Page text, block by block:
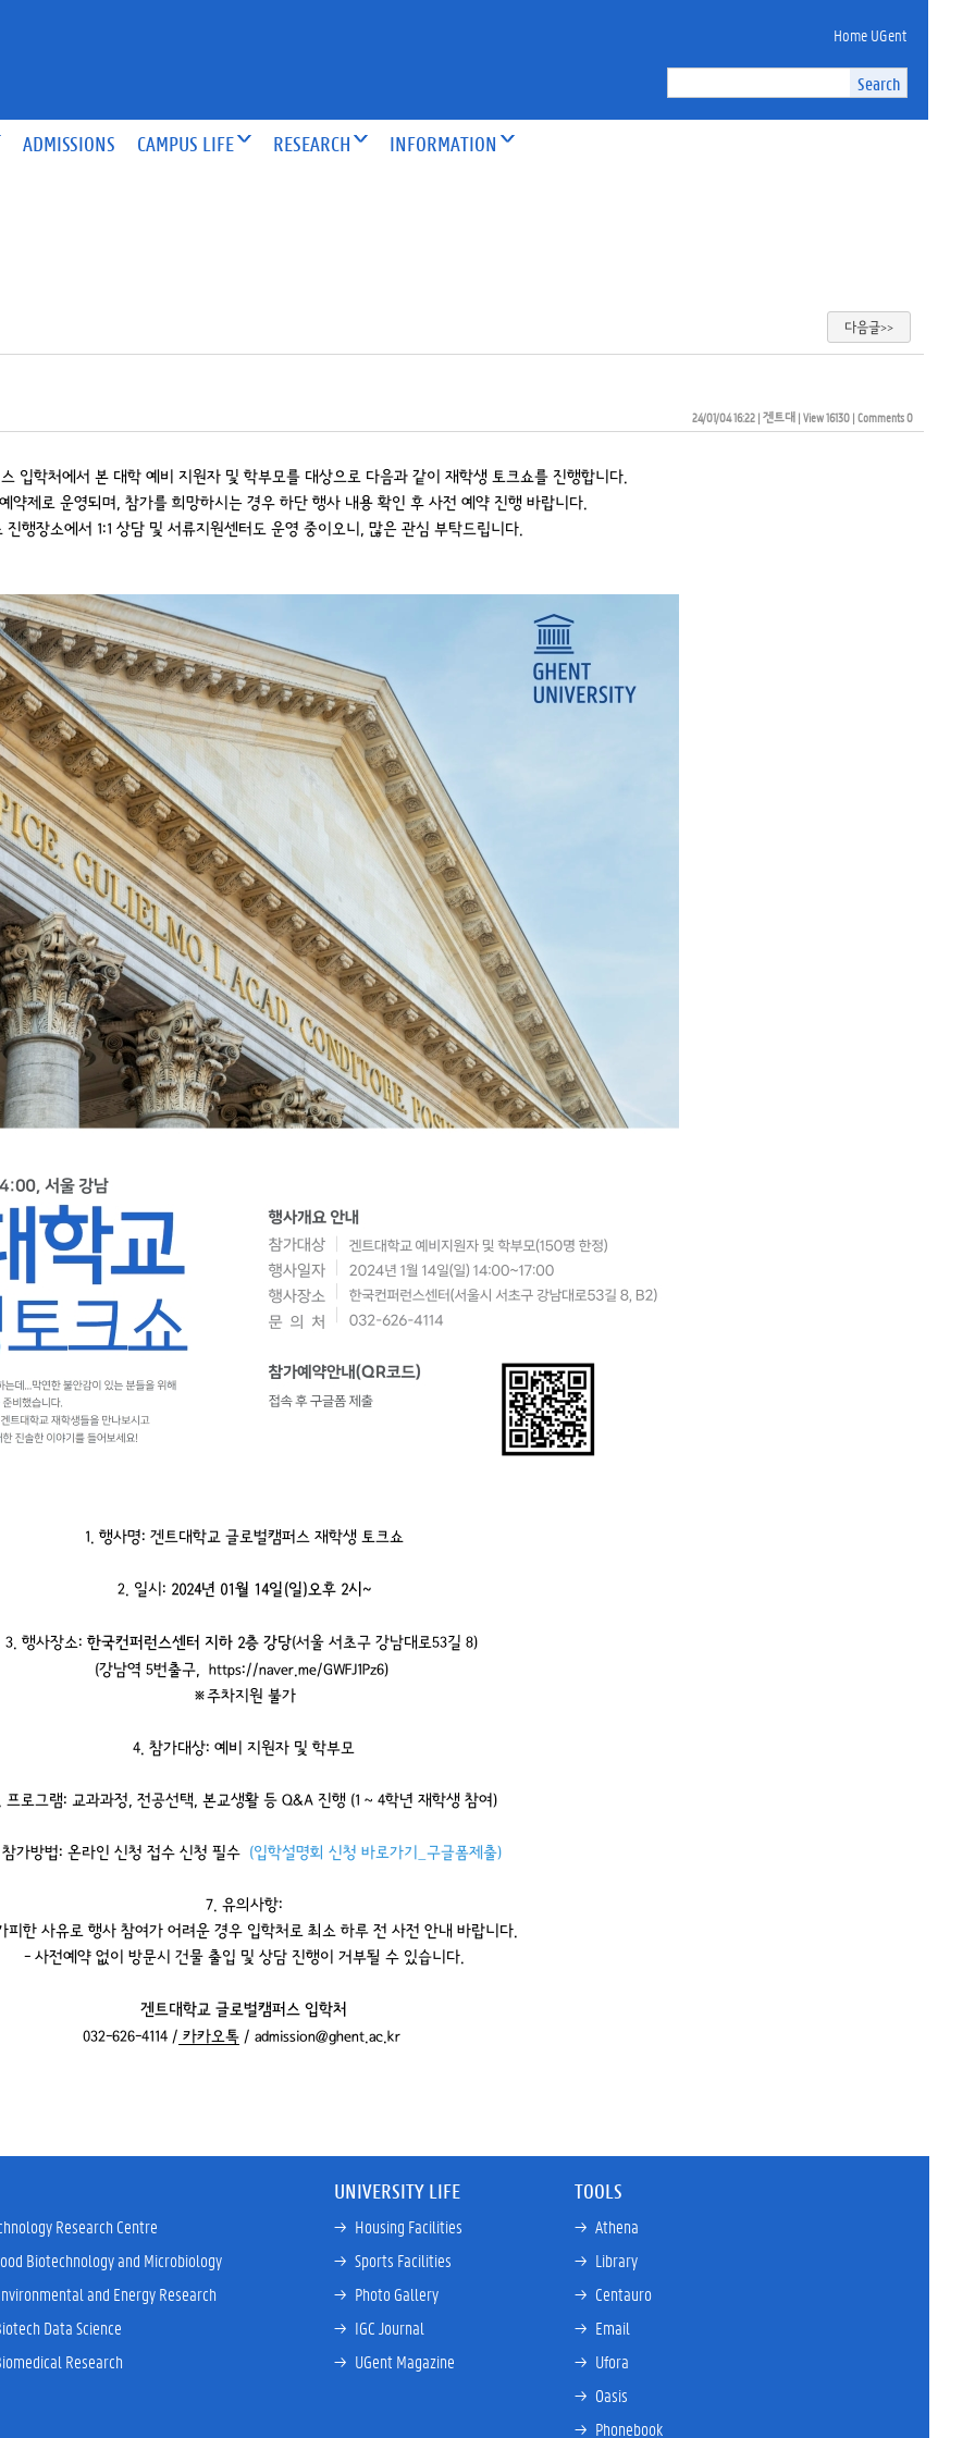
Home UGent
ADMISSIONS CAMPUS LIFE RESEARCH INFORMATION
다음글>>
24/01/04 16:22| 겐트대| View 16130| Comments 0
입학처에서 본 대학 예비 지원자 및 학부모를 대상으로 다음과 같이 재학생 토크쇼를 진행합니다.
약제로 운영되며, 참가를 희망하시는 경우 하단 행사 내용 확인 후 사전 예약 진행 바랍니다.
진행장소에서 1:1 상담 및 서류지원센터도 운영 중이오니, 많은 관심 부탁드립니다.
1. 행사명: 겐트대학교 글로벌캠퍼스 재학생 토크쇼
2. 일시: 2024년 01월 14일(일) 오후 2시~
3. 행사장소: 한국컨퍼런스센터 지하 2층 강당(서울 서초구 강남대로53길 8)
(강남역 5번출구, https://naver.me/GWFJ1Pz6)
※주차지원 불가
4. 참가대상: 예비 지원자 및 학부모
프로그램: 교과과정, 전공선택, 본교생활 등 Q&A 진행 (1 ~ 4학년 재학생 참여)
가방법: 온라인 신청 접수 신청 필수 (입학설명회 신청 바로가기_구글폼제출)
7. 유의사항:
피한 사유로 행사 참여가 어려운 경우 입학처로 최소 하루 전 사전 안내 바랍니다.
- 사전예약 없이 방문시 건물 출입 및 상담 진행이 거부될 수 있습니다.
겐트대학교 글로벌캠퍼스 입학처
032-626-4114 / 카카오톡 / admission@ghent.ac.kr
Research Centre
Biotechnology and Microbiology
and Energy Research
Data Science
Research
UNIVERSITY LIFE
→ Housing Facilities
→ Sports Facilities
→ Photo Gallery
→ IGC Journal
→ UGent Magazine
TOOLS
→ Athena
→ Library
→ Centauro
→ Email
→ Ufora
→ Oasis
→ Phonebook